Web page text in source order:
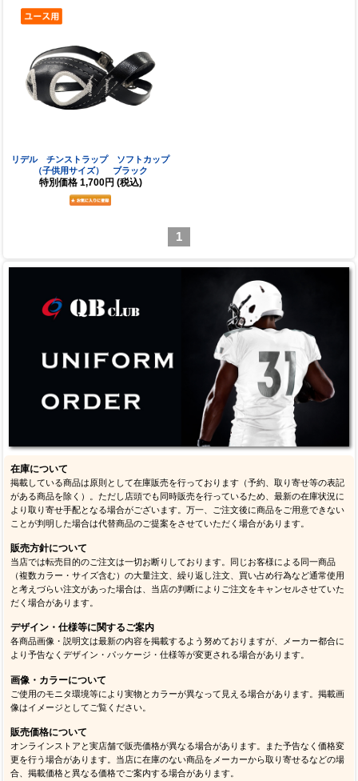
リデル チンストラップ ソフトカップ
（子供用サイズ） ブラック
特別価格 1,700円 (税込)
1
在庫について
掲載している商品は原則として在庫販売を行っております（予約、取り寄せ等の表記
がある商品を除く）。ただし店頭でも同時販売を行っているため、最新の在庫状況に
より取り寄せ手配となる場合がございます。万一、ご注文後に商品をご用意できない
ことが判明した場合は代替商品のご提案をさせていただく場合があります。
販売方針について
当店では転売目的のご注文は一切お断りしております。同じお客様による同一商品
（複数カラー・サイズ含む）の大量注文、繰り返し注文、買い占め行為など通常使用
と考えづらい注文があった場合は、当店の判断によりご注文をキャンセルさせていた
だく場合があります。
デザイン・仕様等に関するご案内
各商品画像・説明文は最新の内容を掲載するよう努めておりますが、メーカー都合に
より予告なくデザイン・パッケージ・仕様等が変更される場合があります。
画像・カラーについて
ご使用のモニタ環境等により実物とカラーが異なって見える場合があります。掲載画
像はイメージとしてご覧ください。
販売価格について
オンラインストアと実店舗で販売価格が異なる場合があります。また予告なく価格変
更を行う場合があります。当店に在庫のない商品をメーカーから取り寄せるなどの場
合、掲載価格と異なる価格でご案内する場合があります。